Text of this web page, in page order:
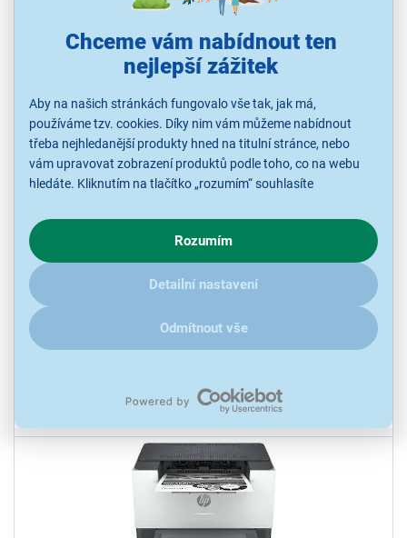
Chceme vám nabídnout ten
nejlepší zážitek
Aby na našich stránkách fungovalo vše tak, jak má,
používáme tzv. cookies. Díky nim vám můžeme nabídnout
třeba nejhledanější produkty hned na titulní stránce, nebo
vám upravovat zobrazení produktů podle toho, co na webu
hledáte. Kliknutím na tlačítko „rozumím“ souhlasíte
chování na webu pro zobrazení cílených reklam. Pokud vás
zajímají detaily, jak u nás s cookies a dalšími údaji pracujeme,
kliknětesem.
Rozumím
Detailní nastavení
Odmítnout vše
4,3 13x
Canon PIXMA TS4150i
Inkoustová multifunkční tiskárna, kopírka, skener, max. formát A4,
barevný tisk, rychlost tisku 14 str/min, náhradní náplň PG-595, CL-
586, PG-595XL, CL-586XL, připojení USB, Wi-Fi, barva bílá